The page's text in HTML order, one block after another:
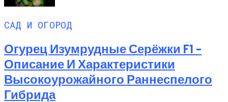
САД И ОГОРОД
Огурец Изумрудные Серёжки F1 –
Описание И Характеристики
Высокоурожайного Раннеспелого
Гибрида